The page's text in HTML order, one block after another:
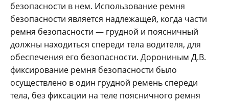
безопасности в нем. Использование ремня
безопасности является надлежащей, когда части
ремня безопасности — грудной и поясничный
должны находиться спереди тела водителя, для
обеспечения его безопасности. Дорониным Д.В.
фиксирование ремня безопасности было
осуществлено в один грудной ремень спереди
тела, без фиксации на теле поясничного ремня